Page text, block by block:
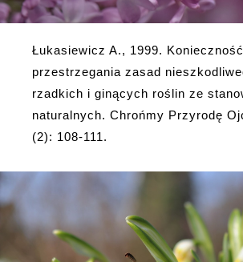
Łukasiewicz A., 1999. Konieczność
przestrzegania zasad
rzadkich i ginących roślin ze
naturalnych. Chrońmy Przyrodę
(2): 108-111.